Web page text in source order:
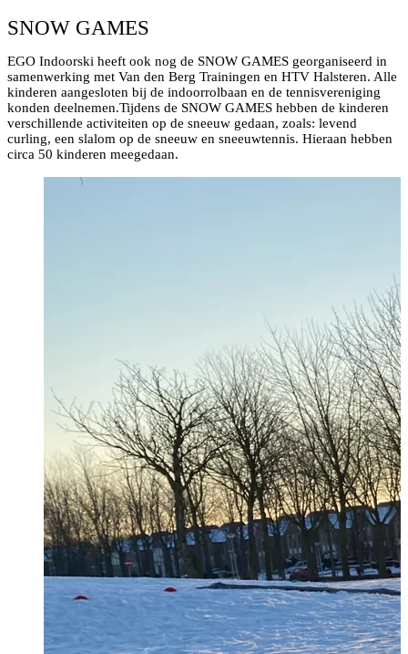
SNOW GAMES
EGO Indoorski heeft ook nog de SNOW GAMES georganiseerd in
samenwerking met Van den Berg Trainingen en HTV Halsteren. Alle
kinderen aangesloten bij de indoorrolbaan en de tennisvereniging
konden deelnemen.Tijdens de SNOW GAMES hebben de kinderen
verschillende activiteiten op de sneeuw gedaan, zoals: levend
curling, een slalom op de sneeuw en sneeuwtennis. Hieraan hebben
circa 50 kinderen meegedaan.